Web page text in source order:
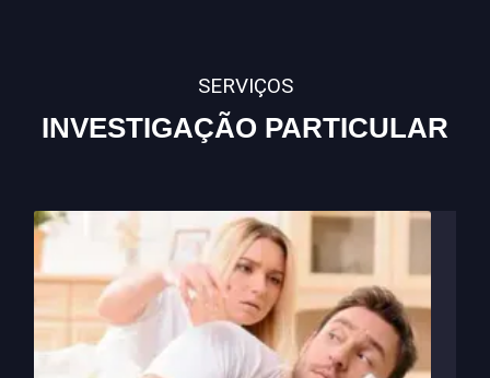
SERVIÇOS
INVESTIGAÇÃO PARTICULAR